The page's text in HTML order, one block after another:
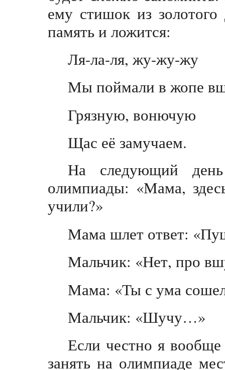
ему стишок из
память и ложится:
Ля-ла-ля, жу-жу-жу
Мы поймали в жопе
Грязную, вонючую
Щас её замучаем.
На следующий
олимпиады: «Мама,
учили?»
Мама шлет ответ:
Мальчик: «Нет, про
Мама: «Ты с ума
Мальчик: «Шучу…»
Если честно я
занять на олимпиаде